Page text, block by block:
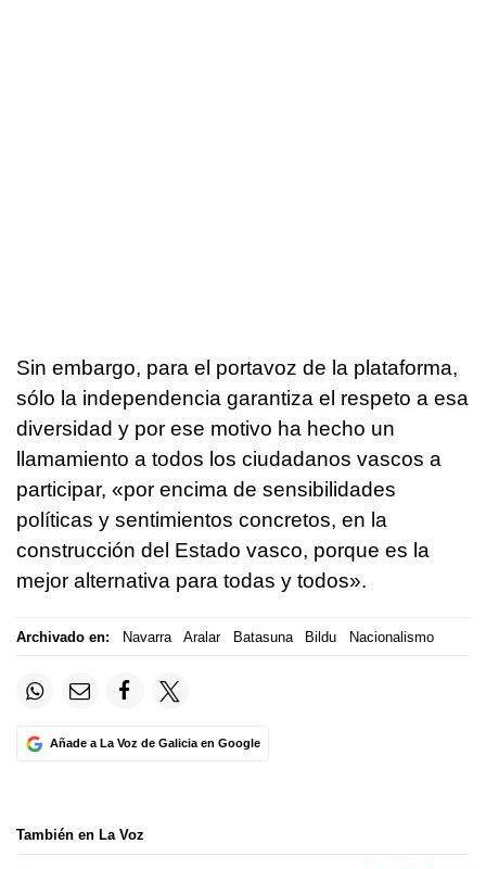
Sin embargo, para el portavoz de la plataforma,
sólo la independencia garantiza el respeto a esa
diversidad y por ese motivo ha hecho un
llamamiento a todos los ciudadanos vascos a
participar, «por encima de sensibilidades
políticas y sentimientos concretos, en la
construcción del Estado vasco, porque es la
mejor alternativa para todas y todos».
Archivado en: Navarra Aralar Batasuna Bildu Nacionalismo
Añade a La Voz de Galicia en Google
También en La Voz